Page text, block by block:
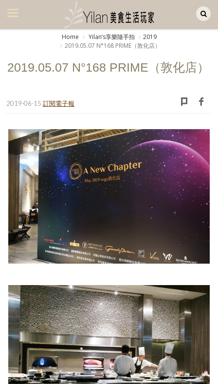
美食集
廚房集
旅遊美食集
生活風
書房集
日記簿
餐桌週記
享樂隨手拍
照相簿
影音區
歷史區
關於Yilan
個人著作
活動實況記錄
媒體報導一覽
Home Yilanʼs享樂隨手拍
2019
2019.05.07 N°168 PRIME（敦化店）
2019.05.07 N°168 PRIME（敦化店）
2019-06-15 訂閱電子報